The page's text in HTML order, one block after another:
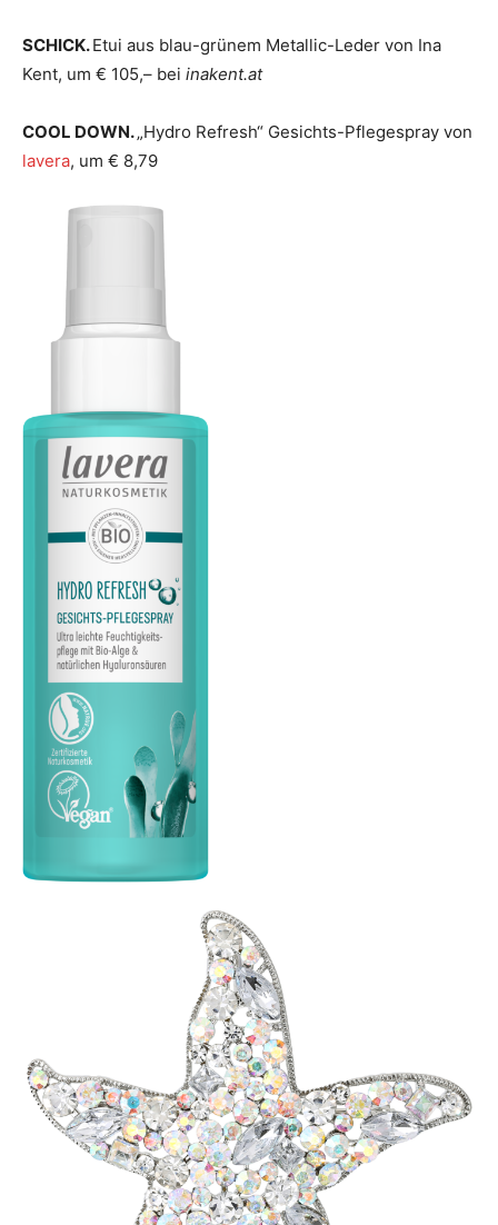
SCHICK.Etui aus blau-grünem Metallic-Leder von Ina
Kent, um € 105,– bei inakent.at
COOL DOWN.„Hydro Refresh“ Gesichts-Pflegespray von
lavera, um € 8,79